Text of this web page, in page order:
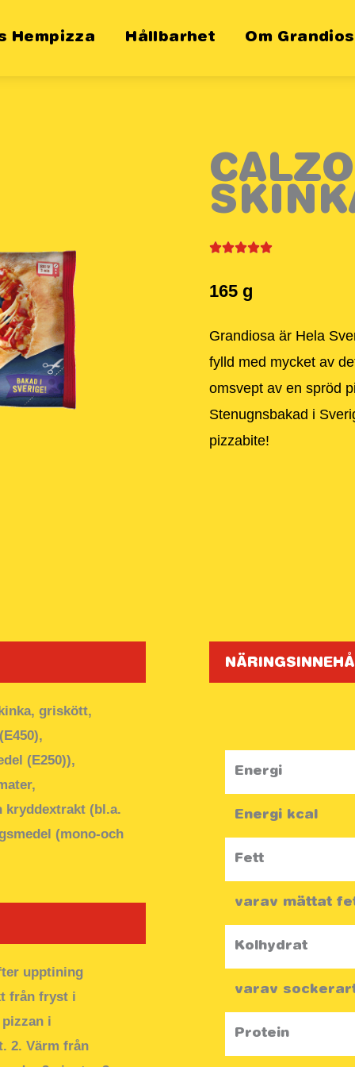
Hempizza Hållbarhet Om
165 g
Grandiosa är Hela
fylld med mycket av
omsvept av en spröd
Stenugnsbakad i
pizzabite!
griskött,
(E250)),
kryddextrakt (bl.a.
(mono-och
upptining
från fryst i
i
2. Värm från
Energi
Energi kcal
Fett
varav mättat
Kolhydrat
varav
Protein